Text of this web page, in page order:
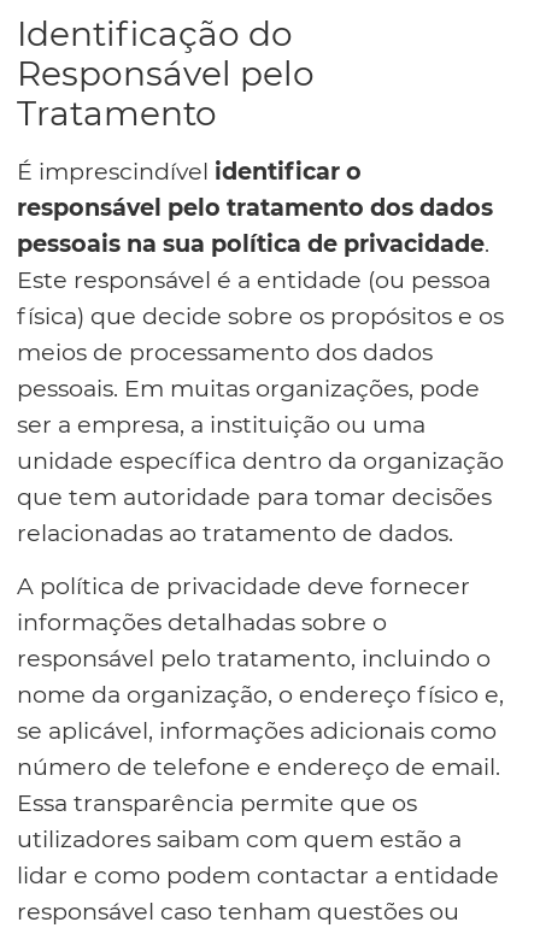
Identificação do
Responsável pelo
Tratamento
É imprescindível identificar o
responsável pelo tratamento dos dados
pessoais na sua política de privacidade.
Este responsável é a entidade (ou pessoa
física) que decide sobre os propósitos e os
meios de processamento dos dados
pessoais. Em muitas organizações, pode
ser a empresa, a instituição ou uma
unidade específica dentro da organização
que tem autoridade para tomar decisões
relacionadas ao tratamento de dados.
A política de privacidade deve fornecer
informações detalhadas sobre o
responsável pelo tratamento, incluindo o
nome da organização, o endereço físico e,
se aplicável, informações adicionais como
número de telefone e endereço de email.
Essa transparência permite que os
utilizadores saibam com quem estão a
lidar e como podem contactar a entidade
responsável caso tenham questões ou